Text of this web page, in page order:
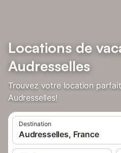
Locations de
Audresselles
Trouvez votre location
Audresselles!
Destination
Audresselles, France